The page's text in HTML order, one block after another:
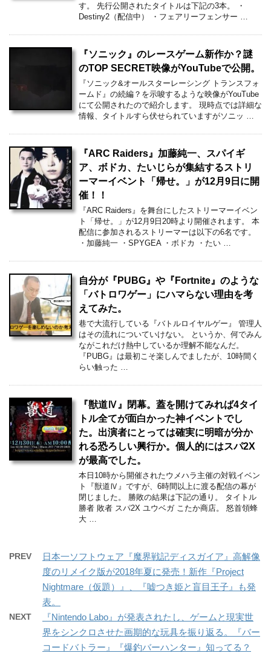
す。 先行公開されたタイトルは下記の3本。 ・
Destiny2（配信中） ・フェアリーフェンサー …
『ソニック』のレースゲーム新作か？謎
のTOP SECRET映像がYouTubeで公開。
『ソニック&オールスターレーシング トランスフォ
ームド』の続編？を示唆するような映像がYouTube
にて公開されたので紹介します。 現時点では詳細な
情報、タイトルすら伏せられていますがソニッ …
『ARC Raiders』加藤純一、スパイギ
ア、ボドカ、たいじらが集結するストリ
ーマーイベント「帰せ。」が12月9日に開
催！！
『ARC Raiders』を舞台にしたストリーマーイベン
ト「帰せ。」が12月9日20時より開催されます。 本
配信に参加されるストリーマーは以下の6名です。
・加藤純一 ・SPYGEA ・ボドカ ・たい …
自分が『PUBG』や『Fortnite』のような
「バトロワゲー」にハマらない理由を考
えてみた。
巷で大流行している『バトルロイヤルゲー』 管理人
はその流れについていけない。 というか、何でみん
ながこれだけ熱中しているか理解不能なんだ。
『PUBG』は最初こそ楽しんでましたが、10時間く
らい触った …
『獣道Ⅳ』閉幕。蓋を開けてみれば4タイ
トル全てが面白かった神イベントでし
た。出演者にとっては確実に明暗が分か
れる恐ろしい興行か。個人的にはスパ2X
が最高でした。
本日10時から開催されたウメハラ主催の対戦イベン
ト『獣道Ⅳ』ですが、6時間以上に渡る配信の幕が
閉じました。 勝敗の結果は下記の通り。 タイトル
勝者 敗者 スパ2X ユウベガ こたか商店。 怒首領蜂
大 …
PREV
日本一ソフトウェア『魔界戦記ディスガイア』高解像
度のリメイク版が2018年夏に発売！新作『Project
Nightmare（仮題）』、『嘘つき姫と盲目王子』も発
表。
NEXT
『Nintendo Labo』が発表されたし、ゲームと現実世
界をシンクロさせた画期的な玩具を振り返る。『バー
コードバトラー』『爆釣バーハンター』知ってる？